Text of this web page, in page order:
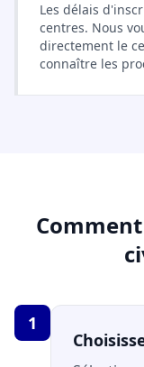
Les délais
centres. Nous
directement le
connaître les
1